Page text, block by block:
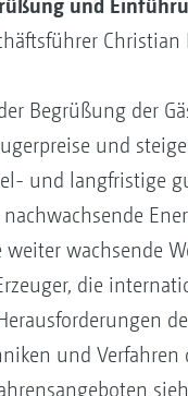
und
Christian
Begrüßung der
und
und langfristige
weiter wachsende
die
und